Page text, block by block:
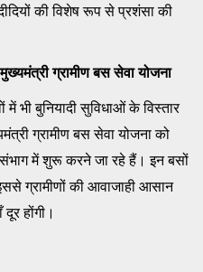
की विशेष रूप से प्रशंसा की
ग्रामीण बस सेवा योजना
भी बुनियादी सुविधाओं के विस्तार
ग्रामीण बस सेवा योजना को
में शुरू करने जा रहे हैं। इन बसों
ग्रामीणों की आवाजाही आसान
होंगी।